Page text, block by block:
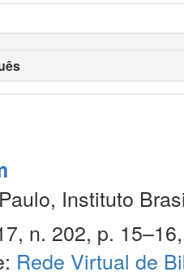
Instituto
n. 202, p.
Rede Virtual de